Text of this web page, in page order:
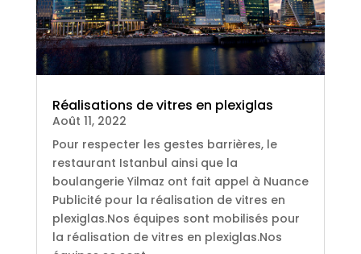
Réalisations de vitres en plexiglas
Août 11, 2022
Pour respecter les gestes barrières, le
restaurant Istanbul ainsi que la
boulangerie Yilmaz ont fait appel à Nuance
Publicité pour la réalisation de vitres en
plexiglas.Nos équipes sont mobilisés pour
la réalisation de vitres en plexiglas.Nos